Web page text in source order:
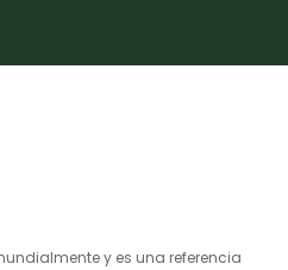
y es una referencia